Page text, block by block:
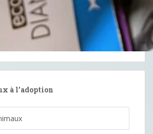
à l’adoption